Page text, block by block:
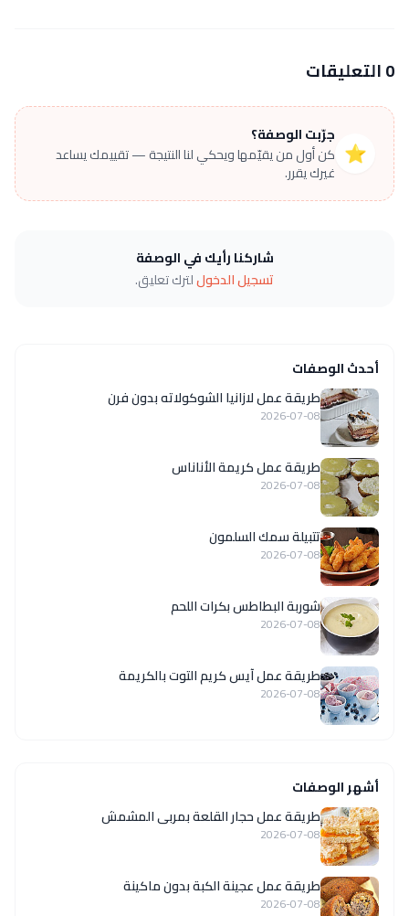
0 التعليقات
⭐
جرّبت الوصفة؟
كن أول من يقيّمها ويحكي لنا النتيجة — تقييمك يساعد
غيرك يقرر.
شاركنا رأيك في الوصفة
تسجيل الدخوللترك تعليق.
أحدث الوصفات
طريقة عمل لازانيا الشوكولاته بدون فرن
2026-07-08
طريقة عمل كريمة الأناناس
2026-07-08
تتبيلة سمك السلمون
2026-07-08
شوربة البطاطس بكرات اللحم
2026-07-08
طريقة عمل آيس كريم التوت بالكريمة
2026-07-08
أشهر الوصفات
طريقة عمل حجار القلعة بمربى المشمش
2026-07-08
طريقة عمل عجينة الكبة بدون ماكينة
2026-07-08